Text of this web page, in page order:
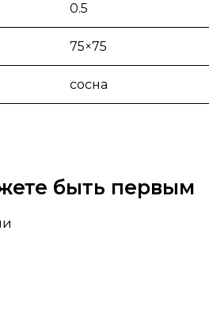
0.5
75×75
сосна
быть первым